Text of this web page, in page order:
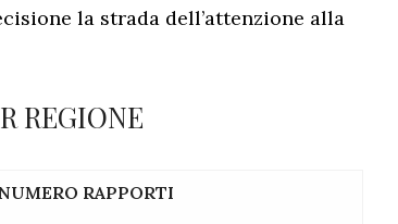
la strada dell’attenzione alla
REGIONE
RAPPORTI